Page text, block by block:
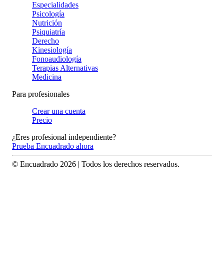
Especialidades
Psicología
Nutrición
Psiquiatría
Derecho
Kinesiología
Fonoaudiología
Terapias Alternativas
Medicina
Para profesionales
Crear una cuenta
Precio
¿Eres profesional independiente?
Prueba Encuadrado ahora
© Encuadrado 2026 | Todos los derechos reservados.